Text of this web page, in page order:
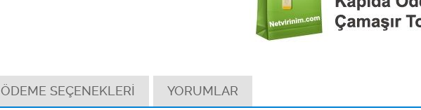
ÖDEME SEÇENEKLERİ YORUMLAR